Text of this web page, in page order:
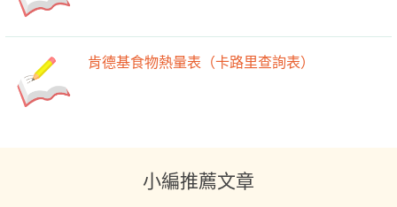
肯德基食物熱量表（卡路里查詢表）
小編推薦文章